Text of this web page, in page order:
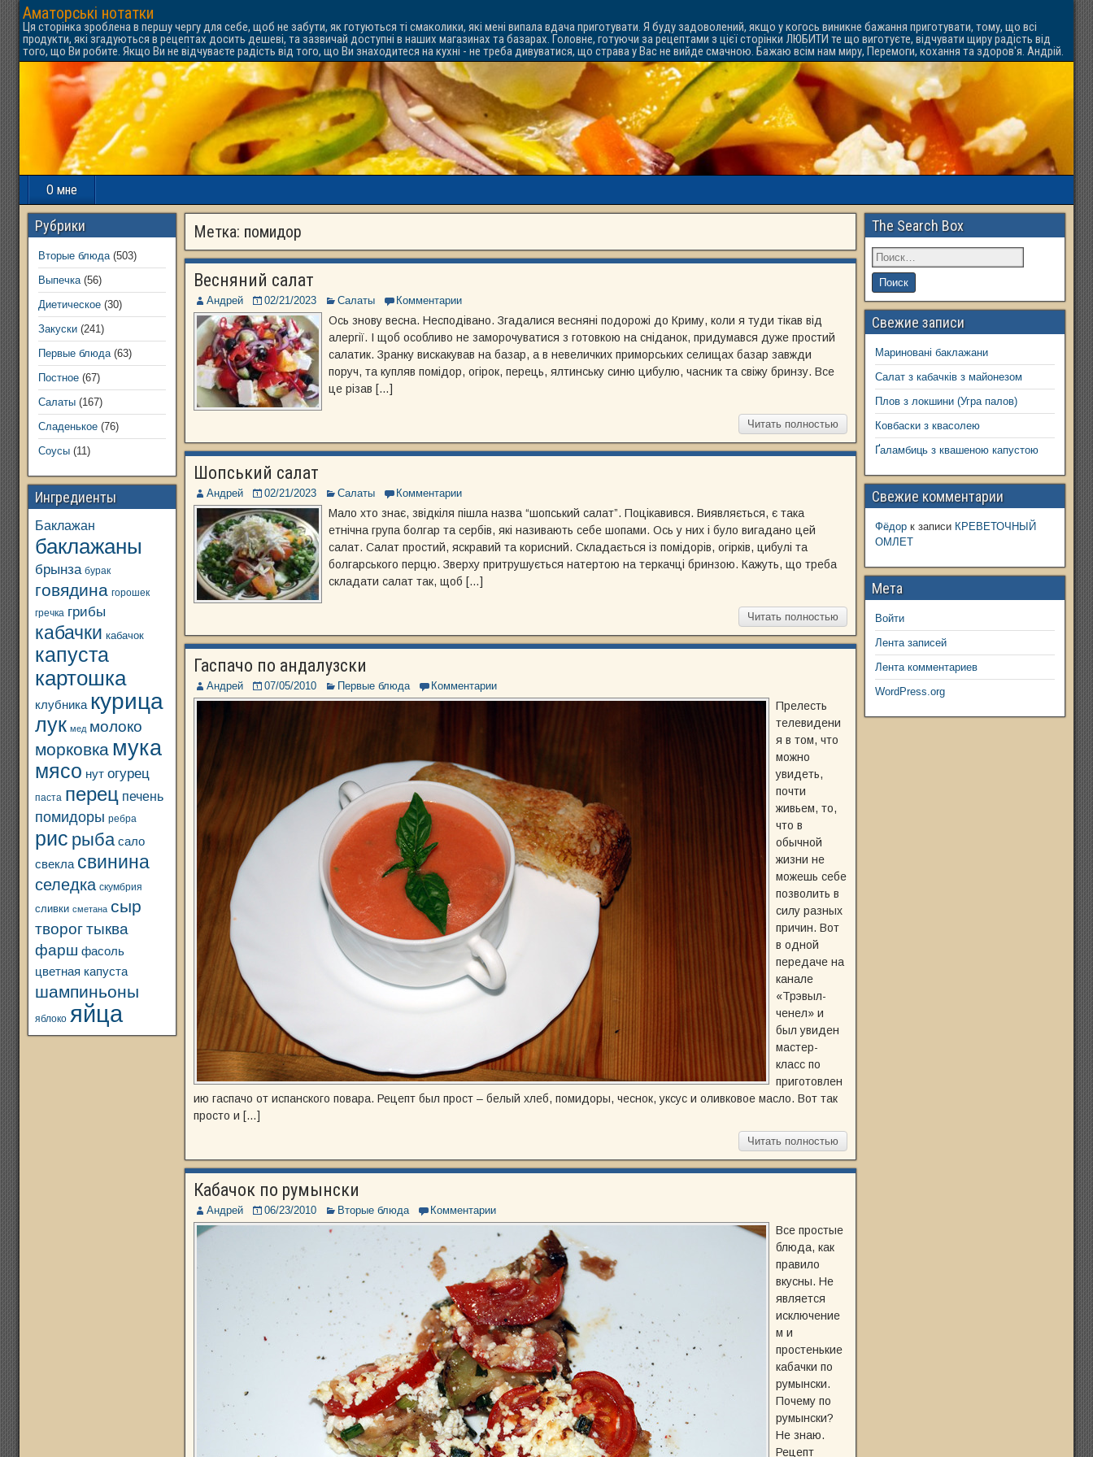
Аматорські нотатки
Ця сторінка зроблена в першу чергу для себе, щоб не забути, як готуються ті смаколики, які мені випала вдача приготувати. Я буду задоволений, якщо у когось виникне бажання приготувати, тому, що всі
продукти, які згадуються в рецептах досить дешеві, та зазвичай доступні в наших магазинах та базарах. Головне, готуючи за рецептами з цієї сторінки ЛЮБИТИ те що виготуєте, відчувати щиру радість від
того, що Ви робите. Якщо Ви не відчуваєте радість від того, що Ви знаходитеся на кухні - не треба дивуватися, що страва у Вас не вийде смачною. Бажаю всім нам миру, Перемоги, кохання та здоров'я. Андрій.
О мне
Метка: помидор
Весняний салат
Андрей 02/21/2023 Салаты Комментарии
Ось знову весна. Несподівано. Згадалися весняні подорожі до Криму, коли я туди тікав від
алергії. І щоб особливо не заморочуватися з готовкою на сніданок, придумався дуже простий
салатик. Зранку вискакував на базар, а в невеличких приморських селищах базар завжди
поруч, та купляв помідор, огірок, перець, ялтинську синю цибулю, часник та свіжу бринзу. Все
це різав […]
Читать полностью
Шопський салат
Андрей 02/21/2023 Салаты Комментарии
Мало хто знає, звідкіля пішла назва “шопський салат”. Поцікавився. Виявляється, є така
етнічна група болгар та сербів, які називають себе шопами. Ось у них і було вигадано цей
салат. Салат простий, яскравий та корисний. Складається із помідорів, огірків, цибулі та
болгарського перцю. Зверху притрушується натертою на теркачці бринзою. Кажуть, що треба
складати салат так, щоб […]
Читать полностью
Гаспачо по андалузски
Андрей 07/05/2010 Первые блюда Комментарии
Прелесть
телевидени
я в том, что
можно
увидеть,
почти
живьем, то,
что в
обычной
жизни не
можешь себе
позволить в
силу разных
причин. Вот
в одной
передаче на
канале
«Трэвыл-
ченел» и
был увиден
мастер-
класс по
приготовлен
ию гаспачо от испанского повара. Рецепт был прост – белый хлеб, помидоры, чеснок, уксус и оливковое масло. Вот так
просто и […]
Читать полностью
Кабачок по румынски
Андрей 06/23/2010 Вторые блюда Комментарии
Все простые
блюда, как
правило
вкусны. Не
является
исключение
м и
простенькие
кабачки по
румынски.
Почему по
румынски?
Не знаю.
Рецепт
Рубрики
Вторые блюда(503)
Выпечка(56)
Диетическое (30)
Закуски (241)
Первые блюда(63)
Постное (67)
Салаты (167)
Сладенькое (76)
Соусы (11)
Ингредиенты
Баклажан
баклажаны
брынза бурак
говядина горошек
гречка грибы
кабачки кабачок
капуста
картошка
клубника курица
лук мед молоко
морковка мука
мясо нут огурец
паста перец печень
помидоры ребра
рис рыба сало
свекла свинина
селедка скумбрия
сливки сметана сыр
творогтыква
фарш фасоль
цветная капуста
шампиньоны
яблоко яйца
The Search Box
Свежие записи
Мариновані баклажани
Салат з кабачків з майонезом
Плов з локшини (Угра палов)
Ковбаски з квасолею
Ґаламбиць з квашеною капустою
Свежие комментарии
Фёдорк записи КРЕВЕТОЧНЫЙ
ОМЛЕТ
Мета
Войти
Лента записей
Лента комментариев
WordPress.org